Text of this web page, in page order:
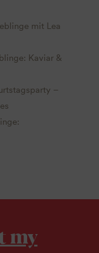
mit Lea
Kaviar &
–
my